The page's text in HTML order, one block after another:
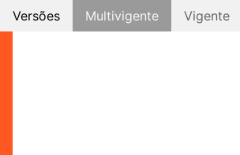
Versões Multivigente Vigente